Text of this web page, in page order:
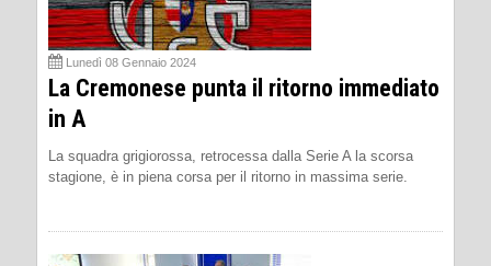
Lunedì 08 Gennaio 2024
La Cremonese punta il ritorno immediato
in A
La squadra grigiorossa, retrocessa dalla Serie A la scorsa
stagione, è in piena corsa per il ritorno in massima serie.